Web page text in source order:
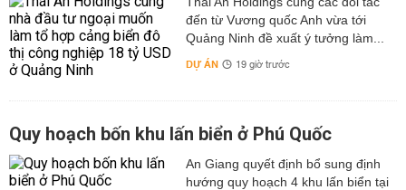
đến từ Vương quốc Anh vừa tới
Quảng Ninh đề xuất ý tưởng làm...
DỰ ÁN 19 giờ trước
Quy hoạch bốn khu lấn biển ở Phú Quốc
An Giang quyết định bổ sung định
hướng quy hoạch 4 khu lấn biển tại